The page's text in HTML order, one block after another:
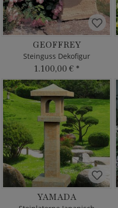
GEOFFREY
Steinguss Dekofigur
1.100,00 € *
YAMADA